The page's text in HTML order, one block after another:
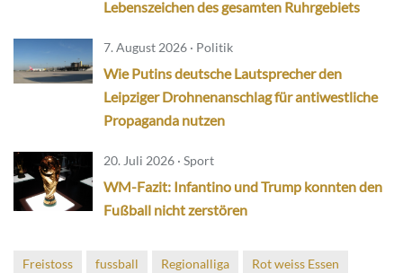
Lebenszeichen des gesamten Ruhrgebiets
7. August 2026 · Politik
Wie Putins deutsche Lautsprecher den
Leipziger Drohnenanschlag für antiwestliche
Propaganda nutzen
20. Juli 2026 · Sport
WM-Fazit: Infantino und Trump konnten den
Fußball nicht zerstören
Freistoss fussball Regionalliga
Rot weiss Essen